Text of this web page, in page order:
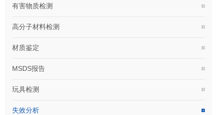
有害物质检测
高分子材料检测
材质鉴定
MSDS报告
玩具检测
失效分析